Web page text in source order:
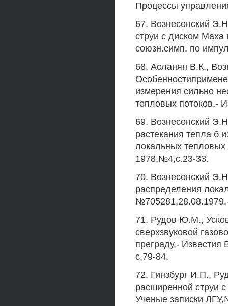
Процессы
67. Вознесенский
струи с диском Маха
союзн.симп. по
68. Асланян В.К.,
измерения сильно
тепловых потоков,-
69. Вознесенский
растекания тепла б
локальных
1978,№4,с.23-33.
70. Вознесенский
распределения
71. Рудов Ю.М.,
сверхзвуковой
преграду,-
с,79-84.
72. Гинзбург И.П.,
расширенной струи
Ученые записки